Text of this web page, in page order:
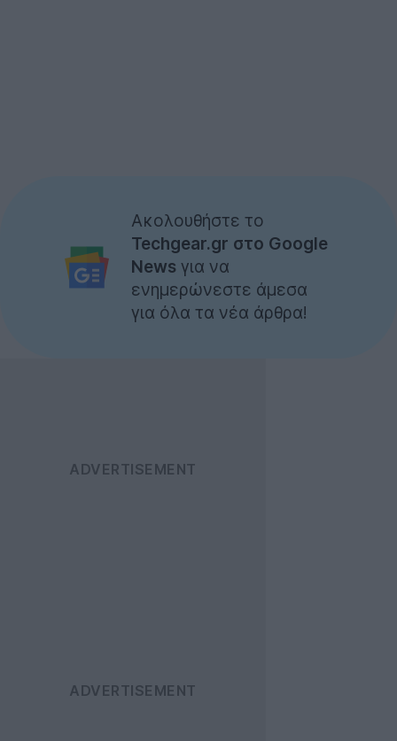
Ακολουθήστε το
Techgear.gr στο Google
News για να
ενημερώνεστε άμεσα
για όλα τα νέα άρθρα!